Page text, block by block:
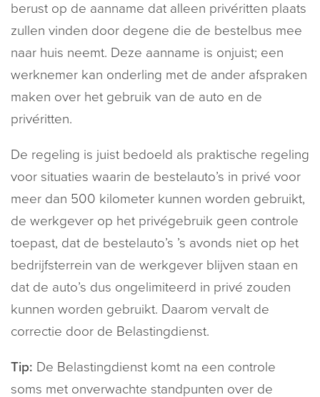
berust op de aanname dat alleen privéritten plaats
zullen vinden door degene die de bestelbus mee
naar huis neemt. Deze aanname is onjuist; een
werknemer kan onderling met de ander afspraken
maken over het gebruik van de auto en de
privéritten.
De regeling is juist bedoeld als praktische regeling
voor situaties waarin de bestelauto’s in privé voor
meer dan 500 kilometer kunnen worden gebruikt,
de werkgever op het privégebruik geen controle
toepast, dat de bestelauto’s ’s avonds niet op het
bedrijfsterrein van de werkgever blijven staan en
dat de auto’s dus ongelimiteerd in privé zouden
kunnen worden gebruikt. Daarom vervalt de
correctie door de Belastingdienst.
Tip: De Belastingdienst komt na een controle
soms met onverwachte standpunten over de